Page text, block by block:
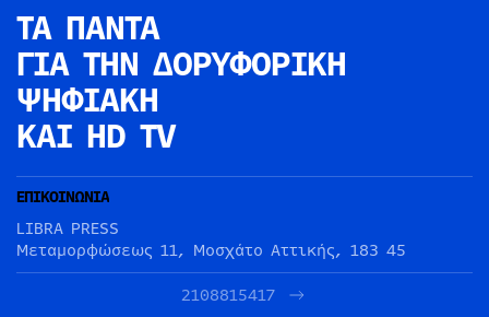
ΤΑ ΠΑΝΤΑ
ΓΙΑ ΤΗΝ ΔΟΡΥΦΟΡΙΚΗ
ΨΗΦΙΑΚΗ
ΚΑΙ HD TV
ΕΠΙΚΟΙΝΩΝΙΑ
LIBRA PRESS
Μεταμορφώσεως 11, Μοσχάτο Αττικής, 183 45
2108815417